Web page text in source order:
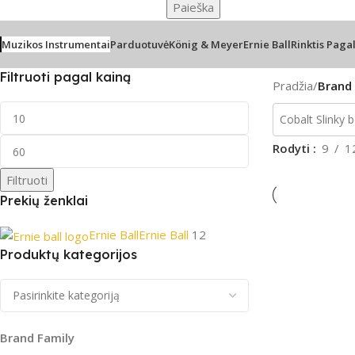
Paieška
Muzikos InstrumentaiParduotuvėKönig & MeyerErnie BallRinktis
Filtruoti pagal kainą
Filtruoti
Prekių ženklai
Ernie BallErnie Ball 12
Produktų kategorijos
Brand Family
Pradžia/
Rodyti 9